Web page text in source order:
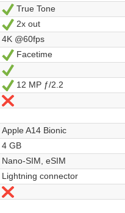
Sí
True Tone
Sí
2x out
4K @60fps
Sí
Facetime
Sí
12 MP ƒ/2.2
No
Apple A14 Bionic
4 GB
Nano-SIM, eSIM
Lightning connector
No